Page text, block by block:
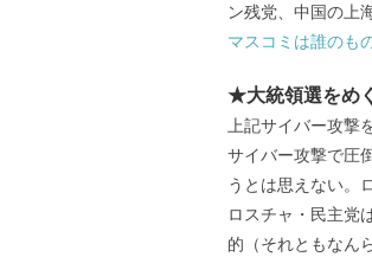
ン残党、中国の上
マスコミは誰のも
★大統領選をめ
上記サイバー攻撃
サイバー攻撃で圧
うとは思えない。
ロスチャ・民主党
的（それともなん